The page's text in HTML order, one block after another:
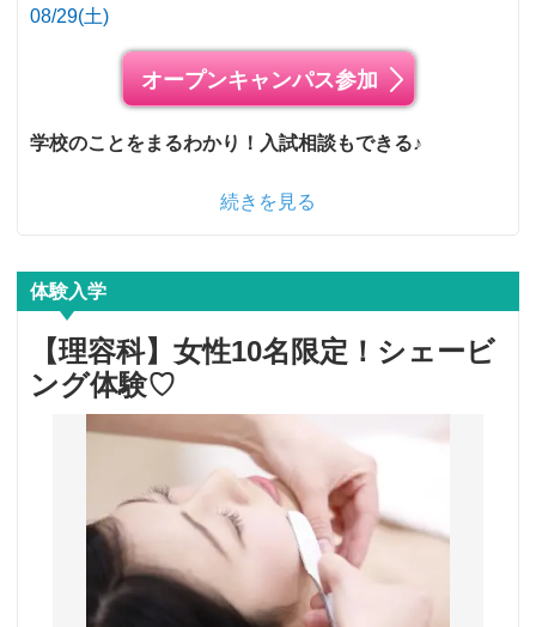
08/29(土)
オープンキャンパス参加
学校のことをまるわかり！入試相談もできる♪
続きを見る
体験入学
【理容科】女性10名限定！シェービ
ング体験♡